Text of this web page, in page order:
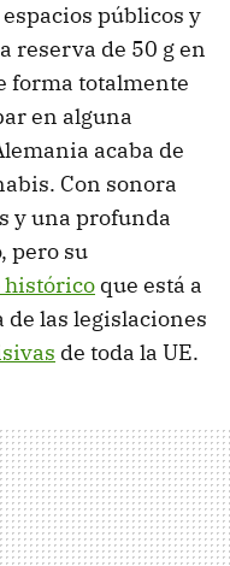
públicos y
reserva de 50 g en
forma totalmente
en alguna
acaba de
Con sonora
y una profunda
pero su
histórico que está a
de las legislaciones
de toda la UE.